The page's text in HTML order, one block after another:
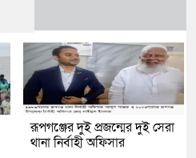
রূপগঞ্জের দুই প্রজন্মের দুই সেরা
থানা নির্বাহী অফিসার